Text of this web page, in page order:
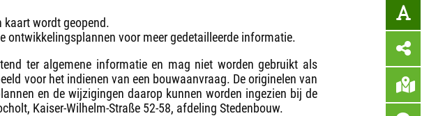
kaart wordt geopend.
ontwikkelingsplannen voor meer gedetailleerde informatie.
ter algemene informatie en mag niet worden gebruikt als
voor het indienen van een bouwaanvraag. De originelen van
en de wijzigingen daarop kunnen worden ingezien bij de
Kaiser-Wilhelm-Straße 52-58, afdeling Stedenbouw.